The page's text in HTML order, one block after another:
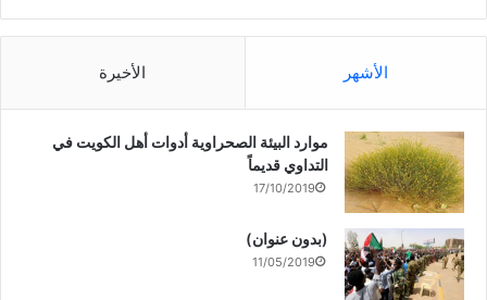
الأشهر الأخيرة
موارد البيئة الصحراوية أدوات أهل الكويت في
التداوي قديماً
17/10/2019
(بدون عنوان)
11/05/2019